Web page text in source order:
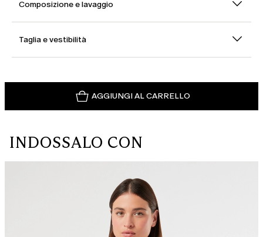
Composizione e lavaggio
Taglia e vestibilità
AGGIUNGI AL CARRELLO
INDOSSALO CON